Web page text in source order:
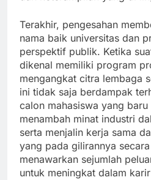
Terakhir, pengesahan
nama baik universitas dan
perspektif publik. Ketika
dikenal memiliki program
mengangkat citra lembaga
ini tidak saja berdampak
calon mahasiswa yang
menambah minat industri
serta menjalin kerja sama
yang pada gilirannya
menawarkan sejumlah
untuk meningkat dalam